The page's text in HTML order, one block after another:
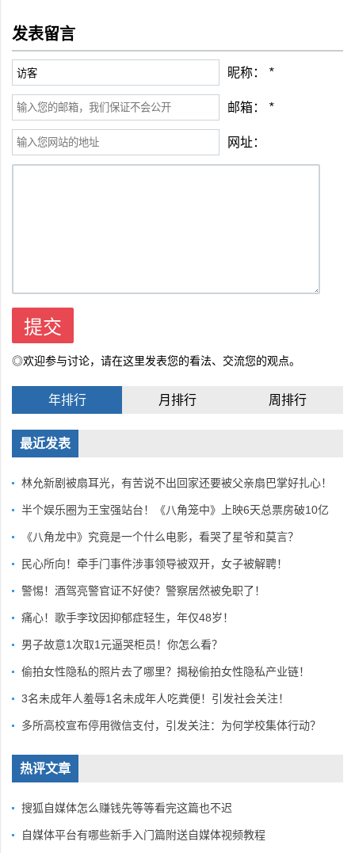
发表留言
昵称： *
邮箱： *
网址：
◎欢迎参与讨论，请在这里发表您的看法、交流您的观点。
年排行 月排行 周排行
最近发表
林允新剧被扇耳光，有苦说不出回家还要被父亲扇巴掌好扎心！
半个娱乐圈为王宝强站台！《八角笼中》上映6天总票房破10亿
《八角龙中》究竟是一个什么电影，看哭了星爷和莫言？
民心所向！牵手门事件涉事领导被双开，女子被解聘！
警惕！酒驾亮警官证不好使？警察居然被免职了！
痛心！歌手李玟因抑郁症轻生，年仅48岁！
男子故意1次取1元逼哭柜员！你怎么看？
偷拍女性隐私的照片去了哪里？揭秘偷拍女性隐私产业链！
3名未成年人羞辱1名未成年人吃粪便！引发社会关注！
多所高校宣布停用微信支付，引发关注：为何学校集体行动？
热评文章
搜狐自媒体怎么赚钱先等等看完这篇也不迟
自媒体平台有哪些新手入门篇附送自媒体视频教程